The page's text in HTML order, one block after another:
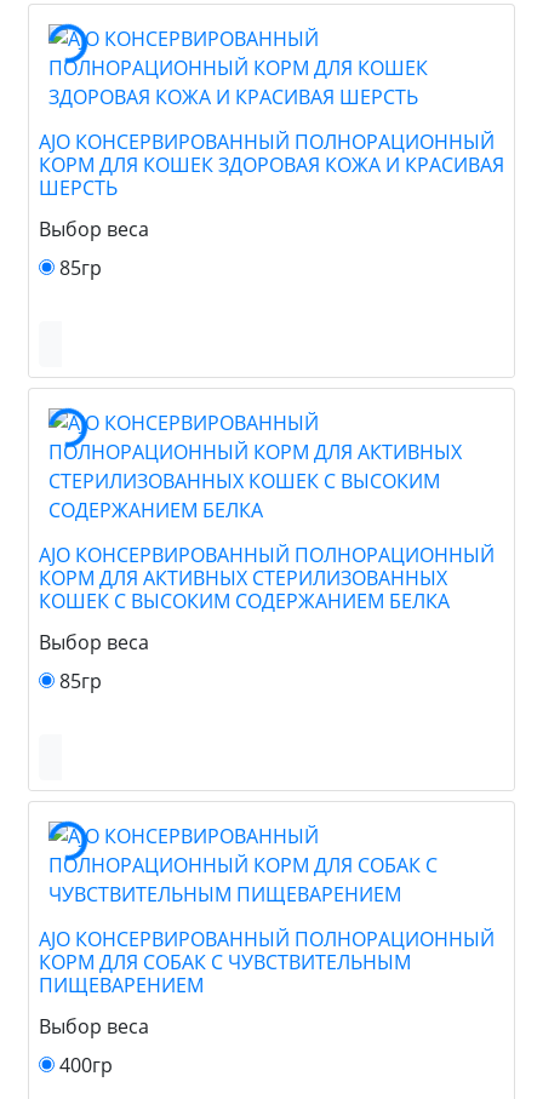
AJO КОНСЕРВИРОВАННЫЙ ПОЛНОРАЦИОННЫЙ
КОРМ ДЛЯ КОШЕК ЗДОРОВАЯ КОЖА И КРАСИВАЯ
ШЕРСТЬ
Выбор веса
85гр
AJO КОНСЕРВИРОВАННЫЙ ПОЛНОРАЦИОННЫЙ
КОРМ ДЛЯ АКТИВНЫХ СТЕРИЛИЗОВАННЫХ
КОШЕК С ВЫСОКИМ СОДЕРЖАНИЕМ БЕЛКА
Выбор веса
85гр
AJO КОНСЕРВИРОВАННЫЙ ПОЛНОРАЦИОННЫЙ
КОРМ ДЛЯ СОБАК С ЧУВСТВИТЕЛЬНЫМ
ПИЩЕВАРЕНИЕМ
Выбор веса
400гр